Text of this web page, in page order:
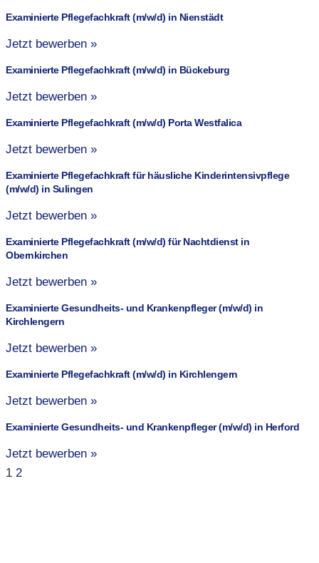
Examinierte Pflegefachkraft (m/w/d) in Nienstädt
Jetzt bewerben »
Examinierte Pflegefachkraft (m/w/d) in Bückeburg
Jetzt bewerben »
Examinierte Pflegefachkraft (m/w/d) Porta Westfalica
Jetzt bewerben »
Examinierte Pflegefachkraft für häusliche Kinderintensivpflege
(m/w/d) in Sulingen
Jetzt bewerben »
Examinierte Pflegefachkraft (m/w/d) für Nachtdienst in
Obernkirchen
Jetzt bewerben »
Examinierte Gesundheits- und Krankenpfleger (m/w/d) in
Kirchlengern
Jetzt bewerben »
Examinierte Pflegefachkraft (m/w/d) in Kirchlengern
Jetzt bewerben »
Examinierte Gesundheits- und Krankenpfleger (m/w/d) in Herford
Jetzt bewerben »
1 2